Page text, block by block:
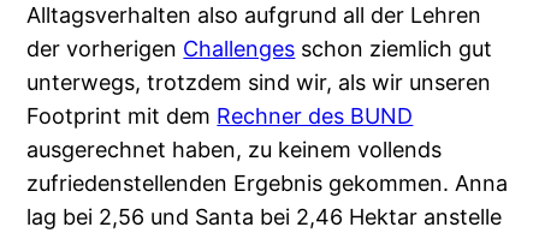
Alltagsverhalten also aufgrund all der Lehren
der vorherigen Challenges schon ziemlich gut
unterwegs, trotzdem sind wir, als wir unseren
Footprint mit dem Rechner des BUND
ausgerechnet haben, zu keinem vollends
zufriedenstellenden Ergebnis gekommen. Anna
lag bei 2,56 und Santa bei 2,46 Hektar anstelle